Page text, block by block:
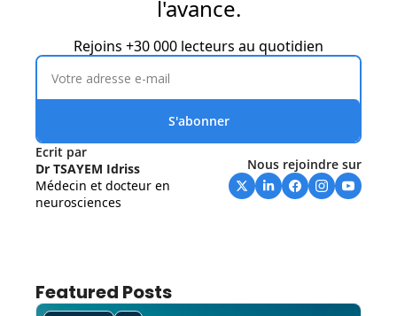
l'avance.
Rejoins +30 000 lecteurs au quotidien
S'abonner
Ecrit par
Dr TSAYEM Idriss
Médecin et docteur en
neurosciences
Nous rejoindre sur
Featured Posts